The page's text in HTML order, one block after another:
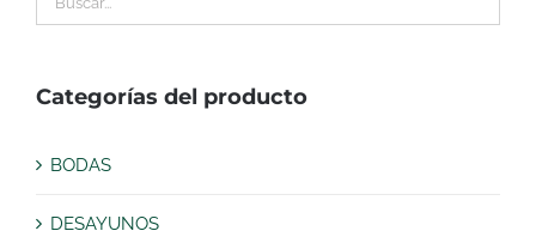
Categorías del producto
BODAS
DESAYUNOS